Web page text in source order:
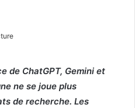
de ChatGPT, Gemini et
ne se joue plus
de recherche. Les